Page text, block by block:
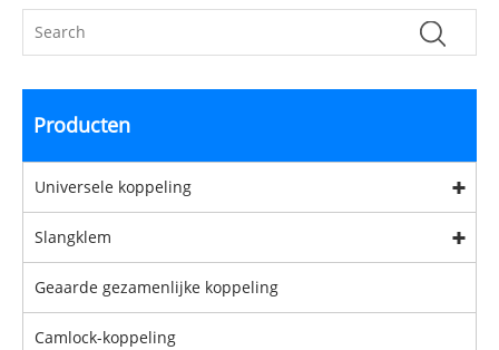
Producten
Universele koppeling
Slangklem
Geaarde gezamenlijke koppeling
Camlock-koppeling